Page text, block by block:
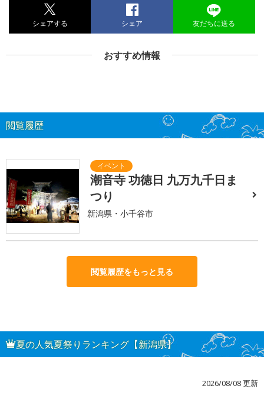
シェアする シェア 友だちに送る
おすすめ情報
閲覧履歴
潮音寺 功徳日 九万九千日ま
つり
新潟県・小千谷市
閲覧履歴をもっと見る
夏の人気夏祭りランキング【新潟県】
2026/08/08 更新